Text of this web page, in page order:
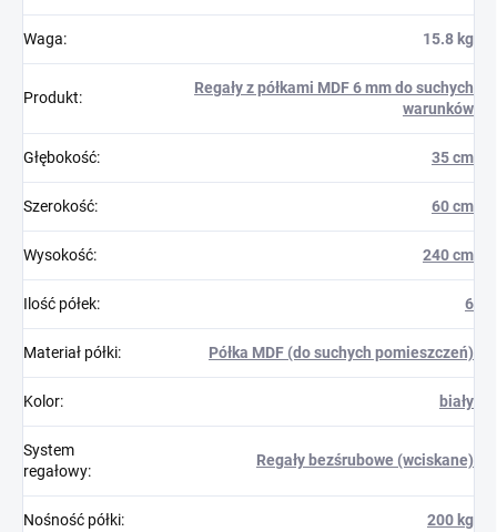
Waga: 15.8 kg
Produkt:
Regały z półkami MDF 6 mm do suchych
warunków
Głębokość: 35 cm
Szerokość: 60 cm
Wysokość: 240 cm
Ilość półek: 6
Materiał półki: Półka MDF (do suchych pomieszczeń)
Kolor: biały
System
regałowy:
Regały bezśrubowe (wciskane)
Nośność półki: 200 kg